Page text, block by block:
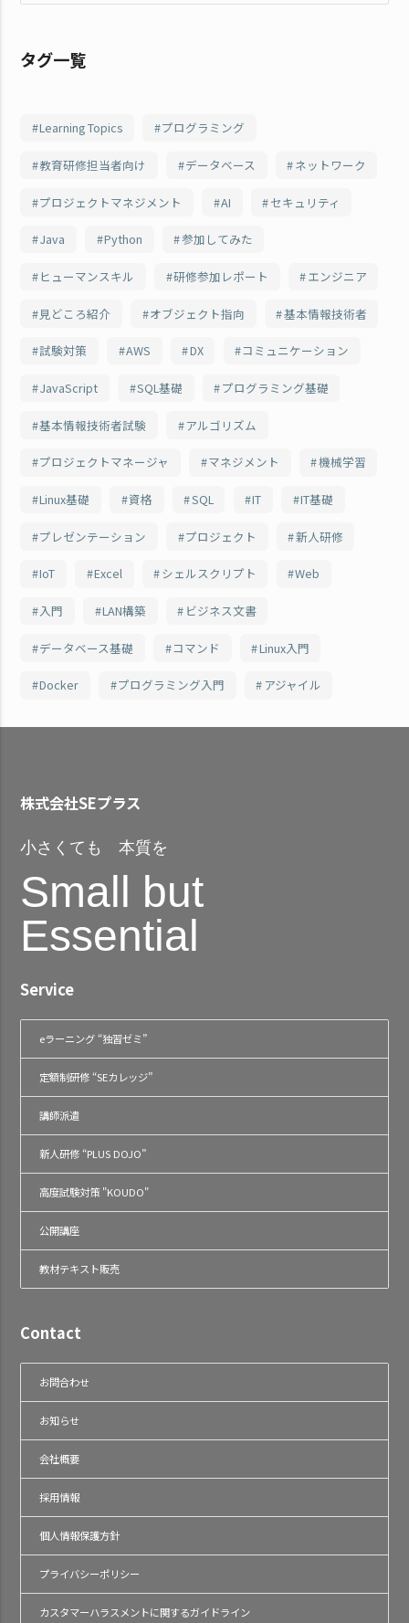
タグ一覧
Learning Topics プログラミング
教育研修担当者向け データベース ネットワーク
プロジェクトマネジメント AI セキュリティ
Java Python 参加してみた
ヒューマンスキル 研修参加レポート エンジニア
見どころ紹介 オブジェクト指向 基本情報技術者
試験対策 AWS DX コミュニケーション
JavaScript SQL基礎 プログラミング基礎
基本情報技術者試験 アルゴリズム
プロジェクトマネージャ マネジメント 機械学習
Linux基礎 資格 SQL IT IT基礎
プレゼンテーション プロジェクト 新人研修
IoT Excel シェルスクリプト Web
入門 LAN構築 ビジネス文書
データベース基礎 コマンド Linux入門
Docker プログラミング入門 アジャイル
株式会社SEプラス
小さくても 本質を
Small but
Essential
Service
eラーニング “独習ゼミ”
定額制研修 “SEカレッジ”
講師派遣
新人研修 “PLUS DOJO”
高度試験対策 "KOUDO"
公開講座
教材テキスト販売
Contact
お問合わせ
お知らせ
会社概要
採用情報
個人情報保護方針
プライバシーポリシー
カスタマーハラスメントに関するガイドライン